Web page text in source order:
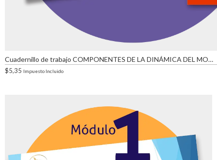
Cuadernillo de trabajo COMPONENTES DE LA DINÁMICA DEL MOVER PROFÉTICO
$5,35 Impuesto Incluido